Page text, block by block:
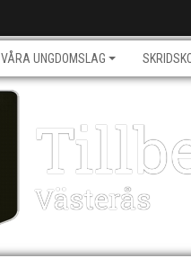
VÅRA UNGDOMSLAG
Västerås